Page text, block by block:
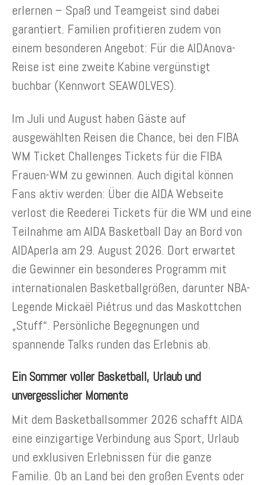
erlernen – Spaß und Teamgeist sind dabei
garantiert. Familien profitieren zudem von
einem besonderen Angebot: Für die AIDAnova-
Reise ist eine zweite Kabine vergünstigt
buchbar (Kennwort SEAWOLVES).
Im Juli und August haben Gäste auf
ausgewählten Reisen die Chance, bei den FIBA
WM Ticket Challenges Tickets für die FIBA
Frauen-WM zu gewinnen. Auch digital können
Fans aktiv werden: Über die AIDA Webseite
verlost die Reederei Tickets für die WM und eine
Teilnahme am AIDA Basketball Day an Bord von
AIDAperla am 29. August 2026. Dort erwartet
die Gewinner ein besonderes Programm mit
internationalen Basketballgrößen, darunter NBA-
Legende Mickaël Piétrus und das Maskottchen
„Stuff“. Persönliche Begegnungen und
spannende Talks runden das Erlebnis ab.
Ein Sommer voller Basketball, Urlaub und
unvergesslicher Momente
Mit dem Basketballsommer 2026 schafft AIDA
eine einzigartige Verbindung aus Sport, Urlaub
und exklusiven Erlebnissen für die ganze
Familie. Ob an Land bei den großen Events oder